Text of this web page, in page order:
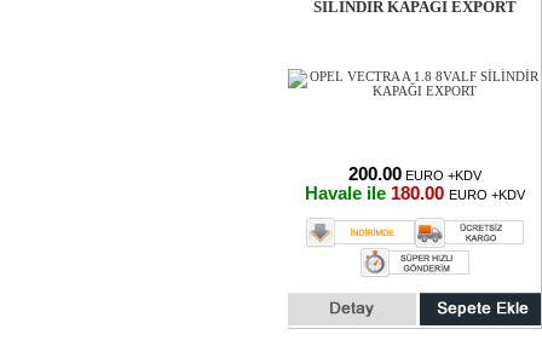
SİLİNDİR KAPAĞI EXPORT
200.00 EURO +KDV
Havale ile 180.00 EURO +KDV